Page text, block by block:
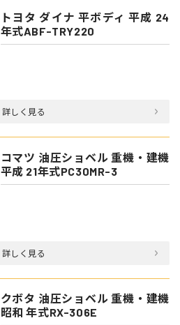
トヨタ ダイナ 平ボディ 平成 24
年式ABF-TRY220
詳しく見る
コマツ 油圧ショベル 重機・建機
平成 21年式PC30MR-3
詳しく見る
クボタ 油圧ショベル 重機・建機
昭和 年式RX-306E